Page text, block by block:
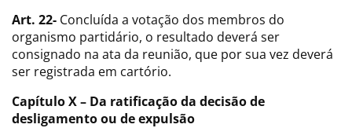
Art. 22- Concluída a votação dos membros do
organismo partidário, o resultado deverá ser
consignado na ata da reunião, que por sua vez deverá
ser registrada em cartório.
Capítulo X – Da ratificação da decisão de
desligamento ou de expulsão